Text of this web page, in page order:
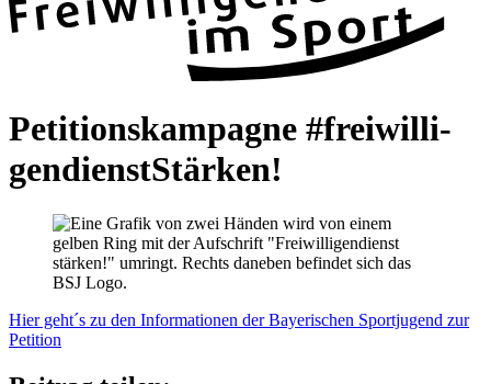
Peti­ti­ons­kam­pa­gne #frei­wil­li­
gen­dienst­Stär­ken!
Hier geht´s zu den Infor­ma­tio­nen der Baye­ri­schen Sport­ju­gend zur
Peti­tion